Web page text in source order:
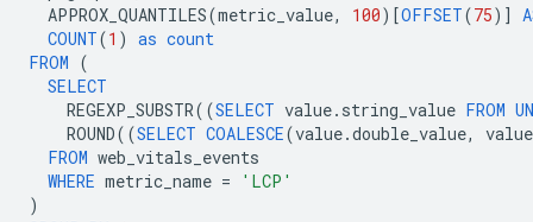
APPROX_QUANTILES(metric_value, 100)[OFFSET(75)]
COUNT(1 ) as count
FROM (
SELECT
REGEXP_SUBSTR((SELECT value. string_value FROM
ROUND((SELECT COALESCE(value.double_value,
value
FROM web_vitals_events
WHERE metric_name =
'LCP'
)